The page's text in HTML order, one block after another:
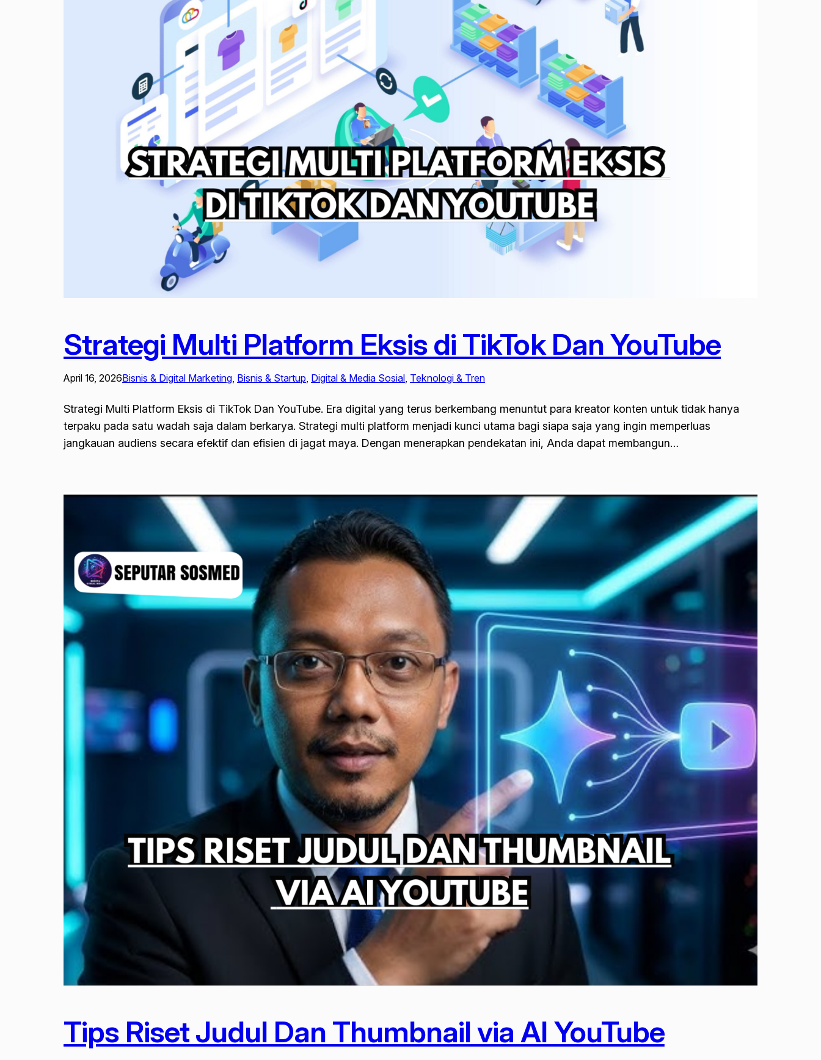
Strategi Multi Platform Eksis di TikTok Dan YouTube
April 16, 2026Bisnis & Digital Marketing, Bisnis & Startup, Digital & Media Sosial, Teknologi & Tren
Strategi Multi Platform Eksis di TikTok Dan YouTube. Era digital yang terus berkembang menuntut para kreator konten untuk tidak hanya
terpaku pada satu wadah saja dalam berkarya. Strategi multi platform menjadi kunci utama bagi siapa saja yang ingin memperluas
jangkauan audiens secara efektif dan efisien di jagat maya. Dengan menerapkan pendekatan ini, Anda dapat membangun…
Tips Riset Judul Dan Thumbnail via AI YouTube